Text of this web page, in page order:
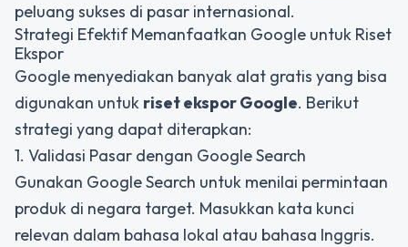
peluang sukses di pasar internasional.
Strategi Efektif Memanfaatkan Google untuk Riset
Ekspor
Google menyediakan banyak alat gratis yang bisa
digunakan untuk riset ekspor Google. Berikut
strategi yang dapat diterapkan:
1. Validasi Pasar dengan Google Search
Gunakan Google Search untuk menilai permintaan
produk di negara target. Masukkan kata kunci
relevan dalam bahasa lokal atau bahasa Inggris.